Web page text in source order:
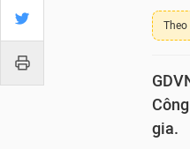
Theo
gia.